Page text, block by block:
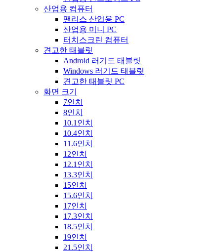
산업용 컴퓨터
팬리스 산업용 PC
산업용 미니 PC
터치스크린 컴퓨터
견고한 태블릿
Android 러기드 태블릿
Windows 러기드 태블릿
견고한 태블릿 PC
화면 크기
7인치
8인치
10.1인치
10.4인치
11.6인치
12인치
12.1인치
13.3인치
15인치
15.6인치
17인치
17.3인치
18.5인치
19인치
21.5인치